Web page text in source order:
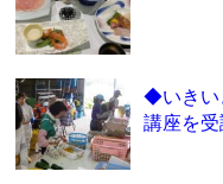
◆いきい
講座を